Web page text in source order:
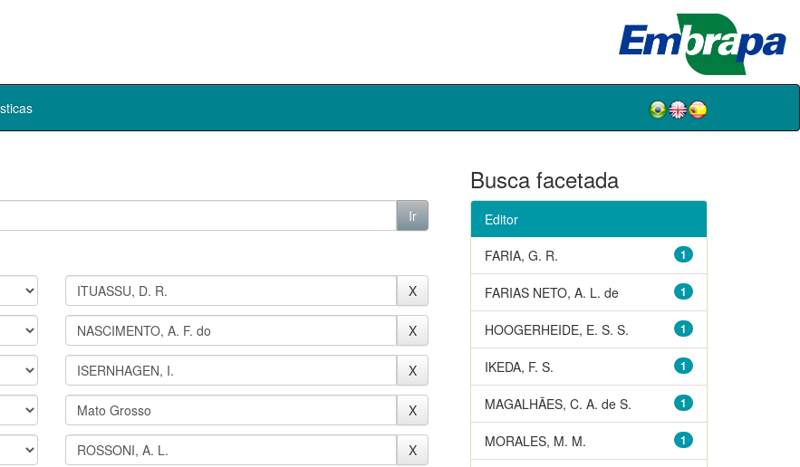
Busca facetada
Editor
1
FARIA, G. R.
1
FARIAS NETO, A. L. de
1
HOOGERHEIDE, E. S. S.
1
IKEDA, F. S.
1
MAGALHÃES, C. A. de S.
1
MORALES, M. M.